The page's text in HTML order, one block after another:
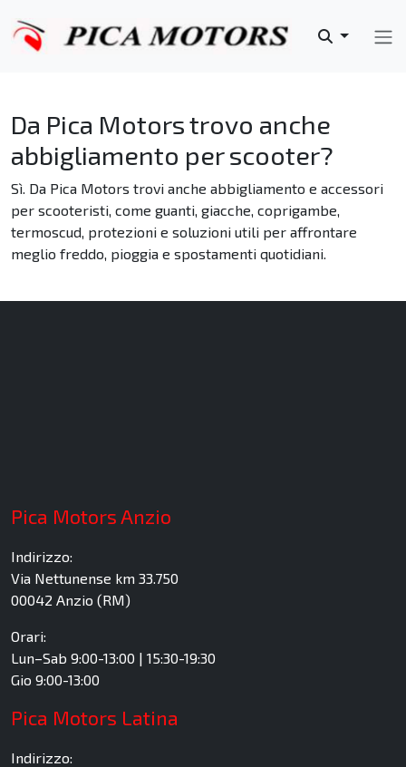
Da Pica Motors trovo anche
abbigliamento per scooter?
Sì. Da Pica Motors trovi anche abbigliamento e accessori
per scooteristi, come guanti, giacche, coprigambe,
termoscud, protezioni e soluzioni utili per affrontare
meglio freddo, pioggia e spostamenti quotidiani.
Pica Motors Anzio
Indirizzo:
Via Nettunense km 33.750
00042 Anzio (RM)
Orari:
Lun–Sab 9:00-13:00 | 15:30-19:30
Gio 9:00-13:00
Pica Motors Latina
Indirizzo: